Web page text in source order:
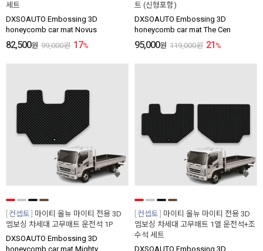
세트
DXSOAUTO Embossing 3D
honeycomb car mat Novus
82,500원 99,000원 17%
트 (신형포함)
DXSOAUTO Embossing 3D
honeycomb car mat The Cen
95,000원 119,000원 21 %
컨셉토
마이티 올뉴 마이티 전용 3D
엠보싱 차세대 고무매트 운전석 1P
DXSOAUTO Embossing 3D
honeycomb car mat Mighty
컨셉토
마이티 올뉴 마이티 전용 3D
엠보싱 차세대 고무매트 1열 운전석+조
수석 세트
DXSOAUTO Embossing 3D